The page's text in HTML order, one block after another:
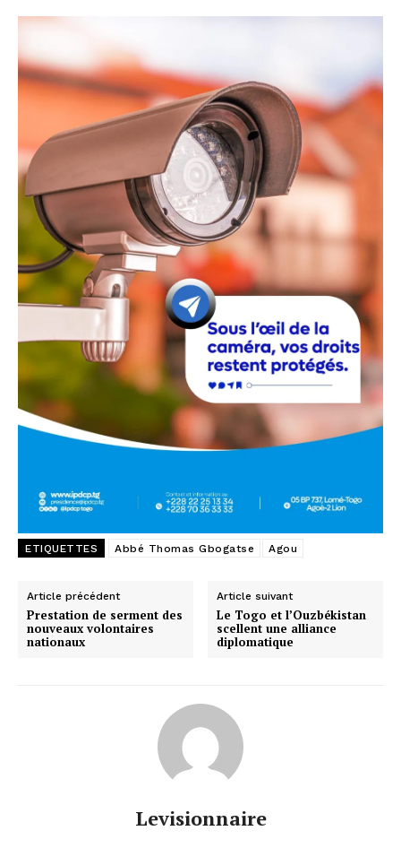
ETIQUETTES Abbé Thomas Gbogatse Agou
Article précédent
Prestation de serment des
nouveaux volontaires
nationaux
Article suivant
Le Togo et l’Ouzbékistan
scellent une alliance
diplomatique
Levisionnaire